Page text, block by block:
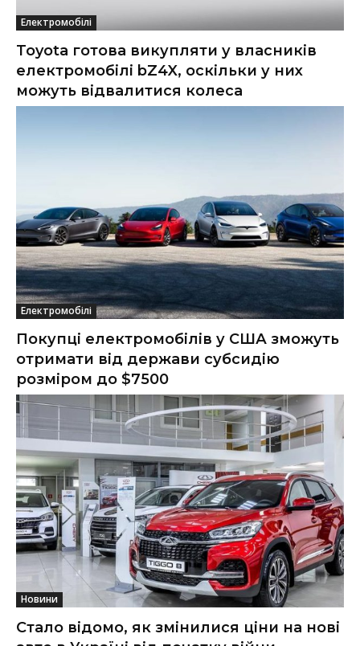
Електромобілі
Toyota готова викупляти у власників
електромобілі bZ4X, оскільки у них
можуть відвалитися колеса
Електромобілі
Покупці електромобілів у США зможуть
отримати від держави субсидію
розміром до $7500
Новини
Стало відомо, як змінилися ціни на нові